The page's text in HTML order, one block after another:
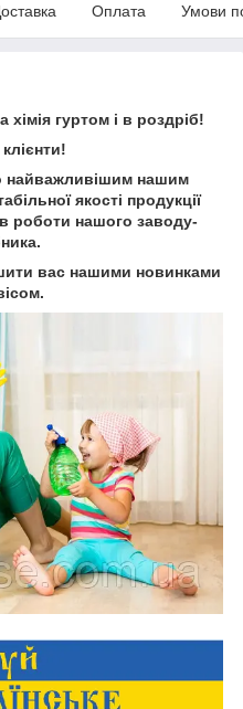
Оплата Умови
гуртом і в роздріб!
найважливішим нашим
якості продукції
роботи нашого заводу-
вас нашими новинками